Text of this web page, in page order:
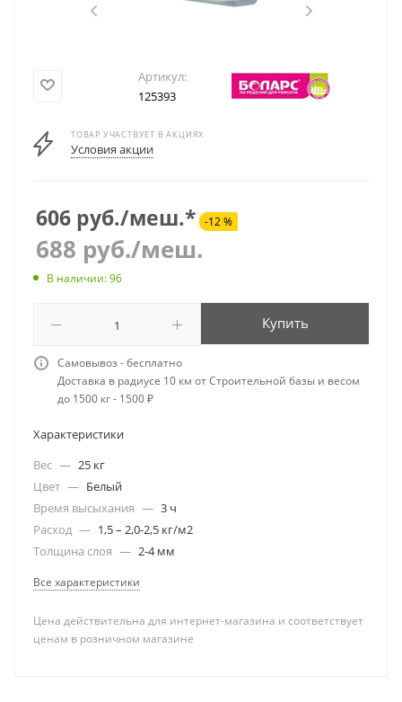
Артикул:
125393
ТОВАР УЧАСТВУЕТ В АКЦИЯХ
Условия акции
606 руб./меш.* -12 %
688 руб./меш.
В наличии: 96
Купить
Самовывоз - бесплатно
Доставка в радиусе 10 км от Строительной базы и весом
до 1500 кг - 1500 ₽
Характеристики
Вес — 25 кг
Цвет — Белый
Время высыхания — 3 ч
Расход — 1,5 – 2,0-2,5 кг/м2
Толщина слоя — 2-4 мм
Все характеристики
Цена действительна для интернет-магазина и соответствует
ценам в розничном магазине